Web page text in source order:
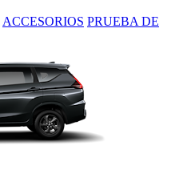
ACCESORIOS PRUEBA DE